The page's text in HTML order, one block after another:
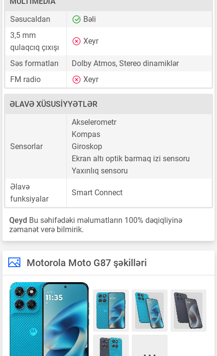
Səsucaldan
Bəli
3,5 mm
qulaqcıq çıxışı
Xeyr
Səs formatları
Dolby Atmos, Stereo dinamiklər
FM radio
Xeyr
ƏLAVƏ XÜSUSIYYƏTLƏR
Sensorlar
Akselerometr
Kompas
Giroskop
Ekran altı optik barmaq izi sensoru
Yaxınlıq sensoru
Əlavə
funksiyalar
Smart Connect
Qeyd Bu səhifədəki məlumatların 100% dəqiqliyinə
zəmanət verə bilmirik.
Motorola Moto G87 şəkilləri